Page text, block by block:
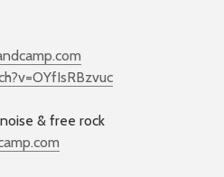
p.com
& free rock
com